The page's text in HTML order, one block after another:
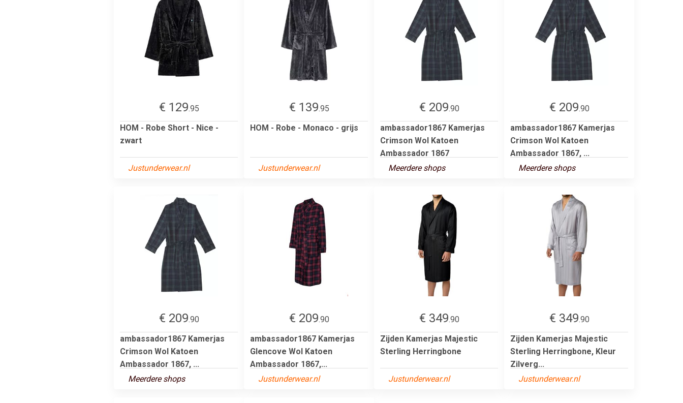
€ 129.95
HOM - Robe Short - Nice -
zwart
Justunderwear.nl
€ 139.95
HOM - Robe - Monaco - grijs
Justunderwear.nl
€ 209.90
ambassador1867 Kamerjas
Crimson Wol Katoen
Ambassador 1867
Meerdere shops
€ 209.90
ambassador1867 Kamerjas
Crimson Wol Katoen
Ambassador 1867, ...
Meerdere shops
€ 209.90
ambassador1867 Kamerjas
Crimson Wol Katoen
Ambassador 1867, ...
Meerdere shops
€ 209.90
ambassador1867 Kamerjas
Glencove Wol Katoen
Ambassador 1867,...
Justunderwear.nl
€ 349.90
Zijden Kamerjas Majestic
Sterling Herringbone
Justunderwear.nl
€ 349.90
Zijden Kamerjas Majestic
Sterling Herringbone, Kleur
Zilverg...
Justunderwear.nl